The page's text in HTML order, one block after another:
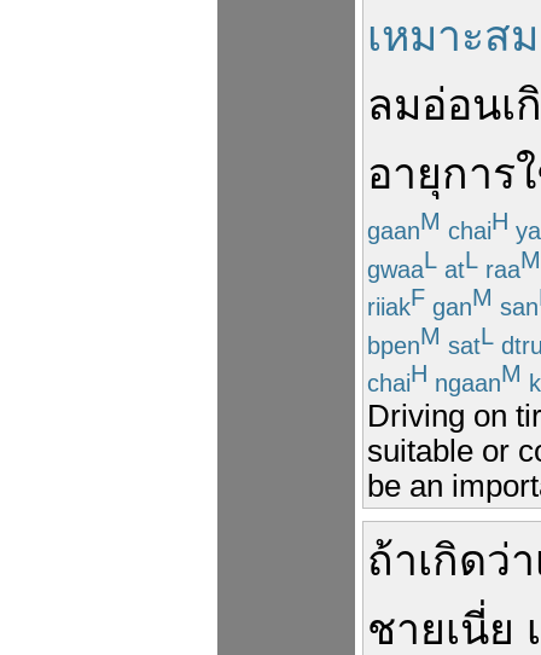
เหมาะสม
ลมอ่อนเ
อายุการ
gaanM chaiH
gwaaL atL raaM
riiakF ganM san
bpenM satL
chaiH ngaanM
Driving on
suitable or
be an
ถ้าเกิดว่า
ชายเนี่ย